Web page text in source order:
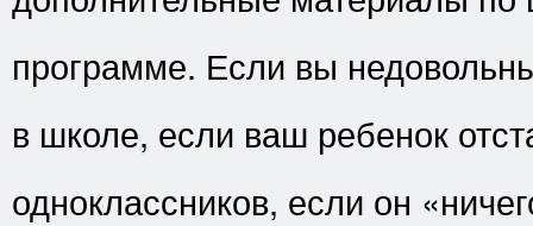
программе. Если вы
в школе, если ваш ребенок
одноклассников, если он